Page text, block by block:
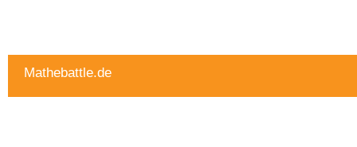
Mathebattle.de